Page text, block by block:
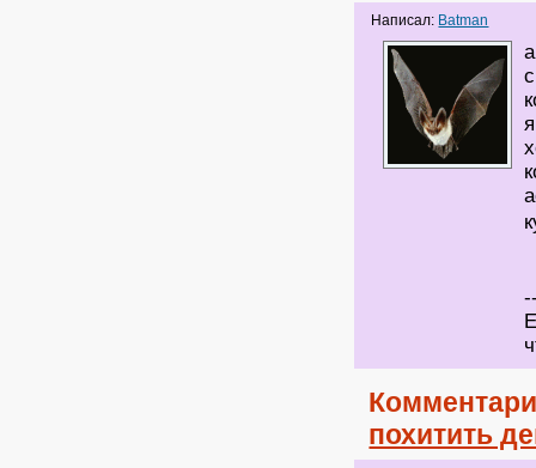
Написал: Batman
похитить